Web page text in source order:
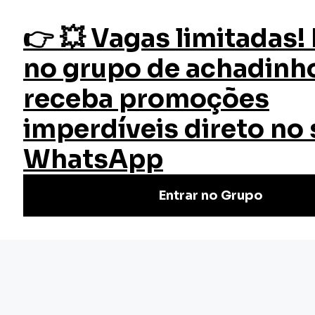
fazer login
Início Cursos Cursos Gratuitos Mediação de Conflitos
Curso Mediação de Conflitos
Aprenda a resolver disputas eficazmente com o Curso
Grátis de Mediação de Conflitos da EW. Inscreva-se agora
e torne-se um mediador especialista!